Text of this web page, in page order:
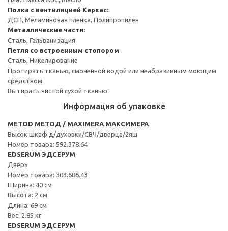
Полка с вентиляцией Каркас:
ДСП, Меламиновая пленка, Полипропилен
Металлические части:
Сталь, Гальванизация
Петля со встроенным стопором
Сталь, Никелирование
Протирать тканью, смоченной водой или неабразивным моющим
средством.
Вытирать чистой сухой тканью.
Информация об упаковке
METOD МЕТОД / MAXIMERA МАКСИМЕРА
Высок шкаф д/духовки/СВЧ/дверца/2ящ
Номер товара: 592.378.64
EDSERUM ЭДСЕРУМ
Дверь
Номер товара: 303.686.43
Ширина: 40 см
Высота: 2 см
Длина: 69 см
Вес: 2.85 кг
EDSERUM ЭДСЕРУМ